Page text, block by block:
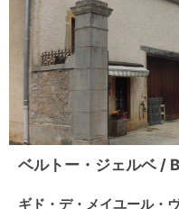
ベルトー・ジェルベ /
ギド・デ・メイユール・